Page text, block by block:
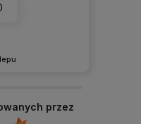
przez